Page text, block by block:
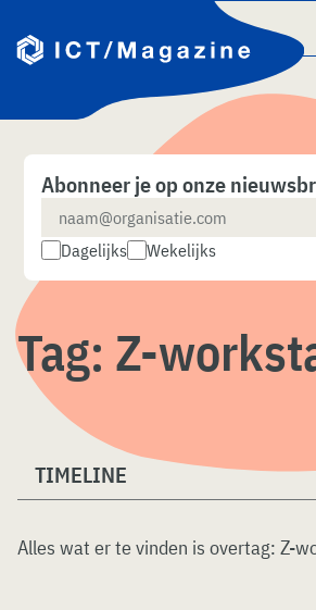
naar
content
Abonneer je op onze
Dagelijks Wekelijks
Tag: Z-
TIMELINE
Alles wat er te vinden is overtag: Z-